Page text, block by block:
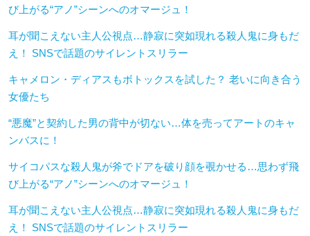
び上がる“アノ”シーンへのオマージュ！
耳が聞こえない主人公視点…静寂に突如現れる殺人鬼に身もだ
え！ SNSで話題のサイレントスリラー
キャメロン・ディアスもボトックスを試した？ 老いに向き合う
女優たち
“悪魔”と契約した男の背中が切ない…体を売ってアートのキャ
ンバスに！
サイコパスな殺人鬼が斧でドアを破り顔を覗かせる…思わず飛
び上がる“アノ”シーンへのオマージュ！
耳が聞こえない主人公視点…静寂に突如現れる殺人鬼に身もだ
え！ SNSで話題のサイレントスリラー